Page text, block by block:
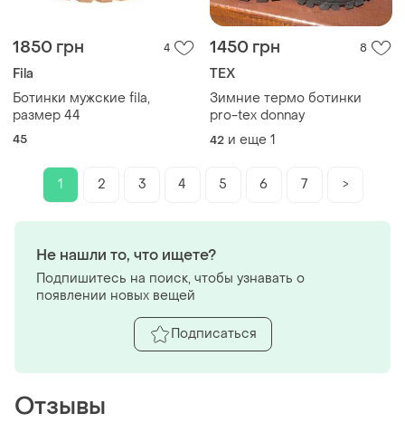
1850 грн 4
Fila
Ботинки мужские fila,
размер 44
45
1450 грн 8
TEX
Зимние термо ботинки
pro-tex donnay
42 и еще 1
1 2 3 4 5 6 7 >
Отзывы
Не нашли то, что ищете?
Подпишитесь на поиск, чтобы узнавать о
появлении новых вещей
Подписаться